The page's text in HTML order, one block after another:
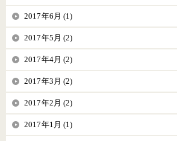
2017年6月 (1)
2017年5月 (2)
2017年4月 (2)
2017年3月 (2)
2017年2月 (2)
2017年1月 (1)